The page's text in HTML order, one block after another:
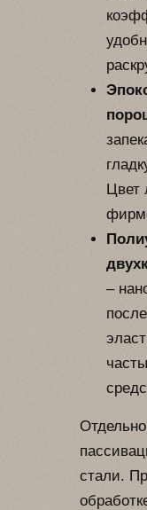
Цвет
–
стали.